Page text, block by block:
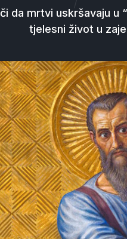
da mrtvi uskršavaju u
tjelesni život u